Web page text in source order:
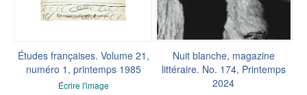
Études françaises. Volume 21,
numéro 1, printemps 1985
Écrire l'image
Nuit blanche, magazine
littéraire. No. 174, Printemps
2024